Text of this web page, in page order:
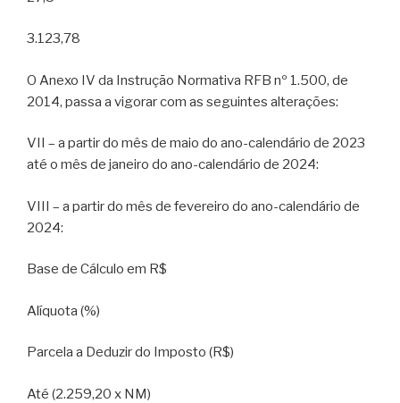
3.123,78
O Anexo IV da Instrução Normativa RFB nº 1.500, de
2014, passa a vigorar com as seguintes alterações:
VII – a partir do mês de maio do ano-calendário de 2023
até o mês de janeiro do ano-calendário de 2024:
VIII – a partir do mês de fevereiro do ano-calendário de
2024:
Base de Cálculo em R$
Alíquota (%)
Parcela a Deduzir do Imposto (R$)
Até (2.259,20 x NM)